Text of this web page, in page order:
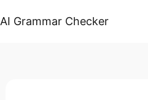
AI Grammar Checker